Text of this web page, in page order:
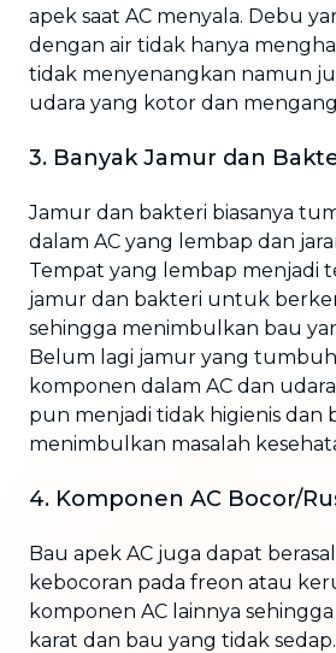
apek saat AC menyala. Debu
dengan air tidak hanya
tidak menyenangkan namun
udara yang kotor dan
3. Banyak Jamur dan
Jamur dan bakteri biasanya
dalam AC yang lembap dan
Tempat yang lembap menjadi
jamur dan bakteri untuk
sehingga menimbulkan bau
Belum lagi jamur yang
komponen dalam AC dan
pun menjadi tidak higienis dan
menimbulkan masalah
4. Komponen AC Bocor/
Bau apek AC juga dapat
kebocoran pada freon atau
komponen AC lainnya
karat dan bau yang tidak